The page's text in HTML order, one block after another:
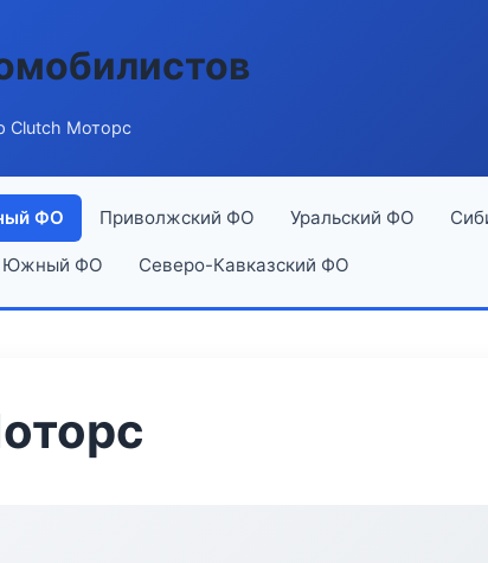
Clutch Моторс
ФО Приволжский ФО Уральский ФО
Южный ФО Северо-Кавказский ФО